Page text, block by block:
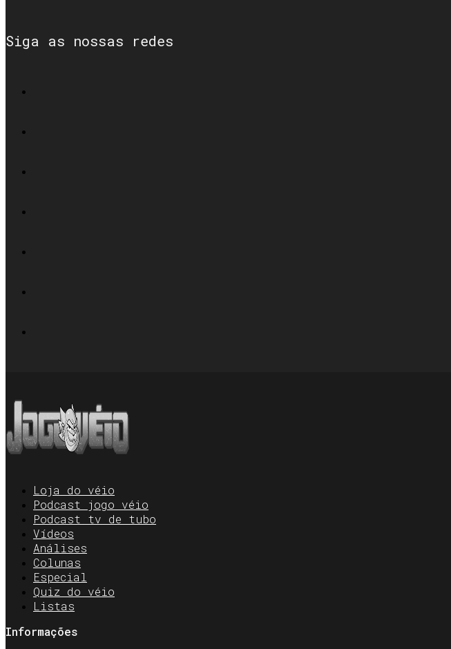
Siga as nossas redes
Loja do véio
Podcast jogo véio
Podcast tv de tubo
Vídeos
Análises
Colunas
Especial
Quiz do véio
Listas
Informações